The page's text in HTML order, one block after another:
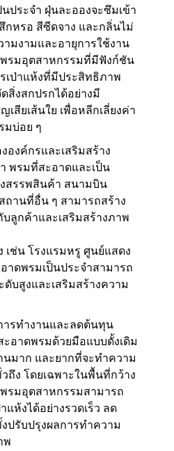
ประจำ ฝุ่นละอองจะซึมเข้า
กหรอ สีซีดจาง และกลิ่นไม่
มงามและอายุการใช้งาน
รมอุตสาหกรรมที่มีฟังก์ชัน
เป่าแห้งที่มีประสิทธิภาพ
สิ่งสกปรกได้อย่างมี
สียเส้นใย เพื่อหลีกเลี่ยงค่า
มบ่อย ๆ
งค์กรและเสริมสร้าง
พรมที่สะอาดและเป็น
สรรพสินค้า สนามบิน
ถานที่อื่น ๆ สามารถสร้าง
ลูกค้าและเสริมสร้างภาพ
ช่น โรงแรมหรู ศูนย์แสดง
าดพรมเป็นประจำสามารถ
บสูงและเสริมสร้างความ
รทำงานและลดต้นทุน
อาดพรมด้วยมือแบบดั้งเดิม
นมาก และยากที่จะทำความ
ถึง โดยเฉพาะในพื้นที่กว้าง
รมอุตสาหกรรมสามารถ
ห้งได้อย่างรวดเร็ว ลด
ปรับปรุงผลการทำความ
พ